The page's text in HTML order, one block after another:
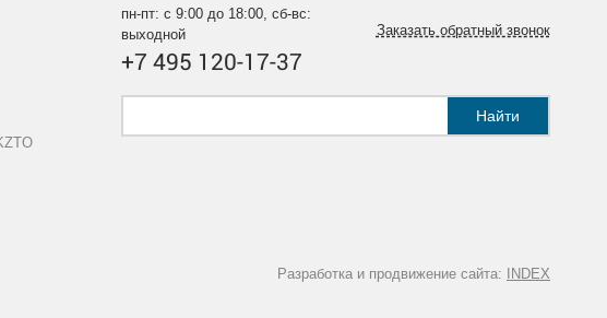
пн-пт: с 9:00 до 18:00, сб-вс:
выходной
+7 495 120-17-37
Заказать обратный звонок
Найти
Разработка и продвижение сайта: INDEX